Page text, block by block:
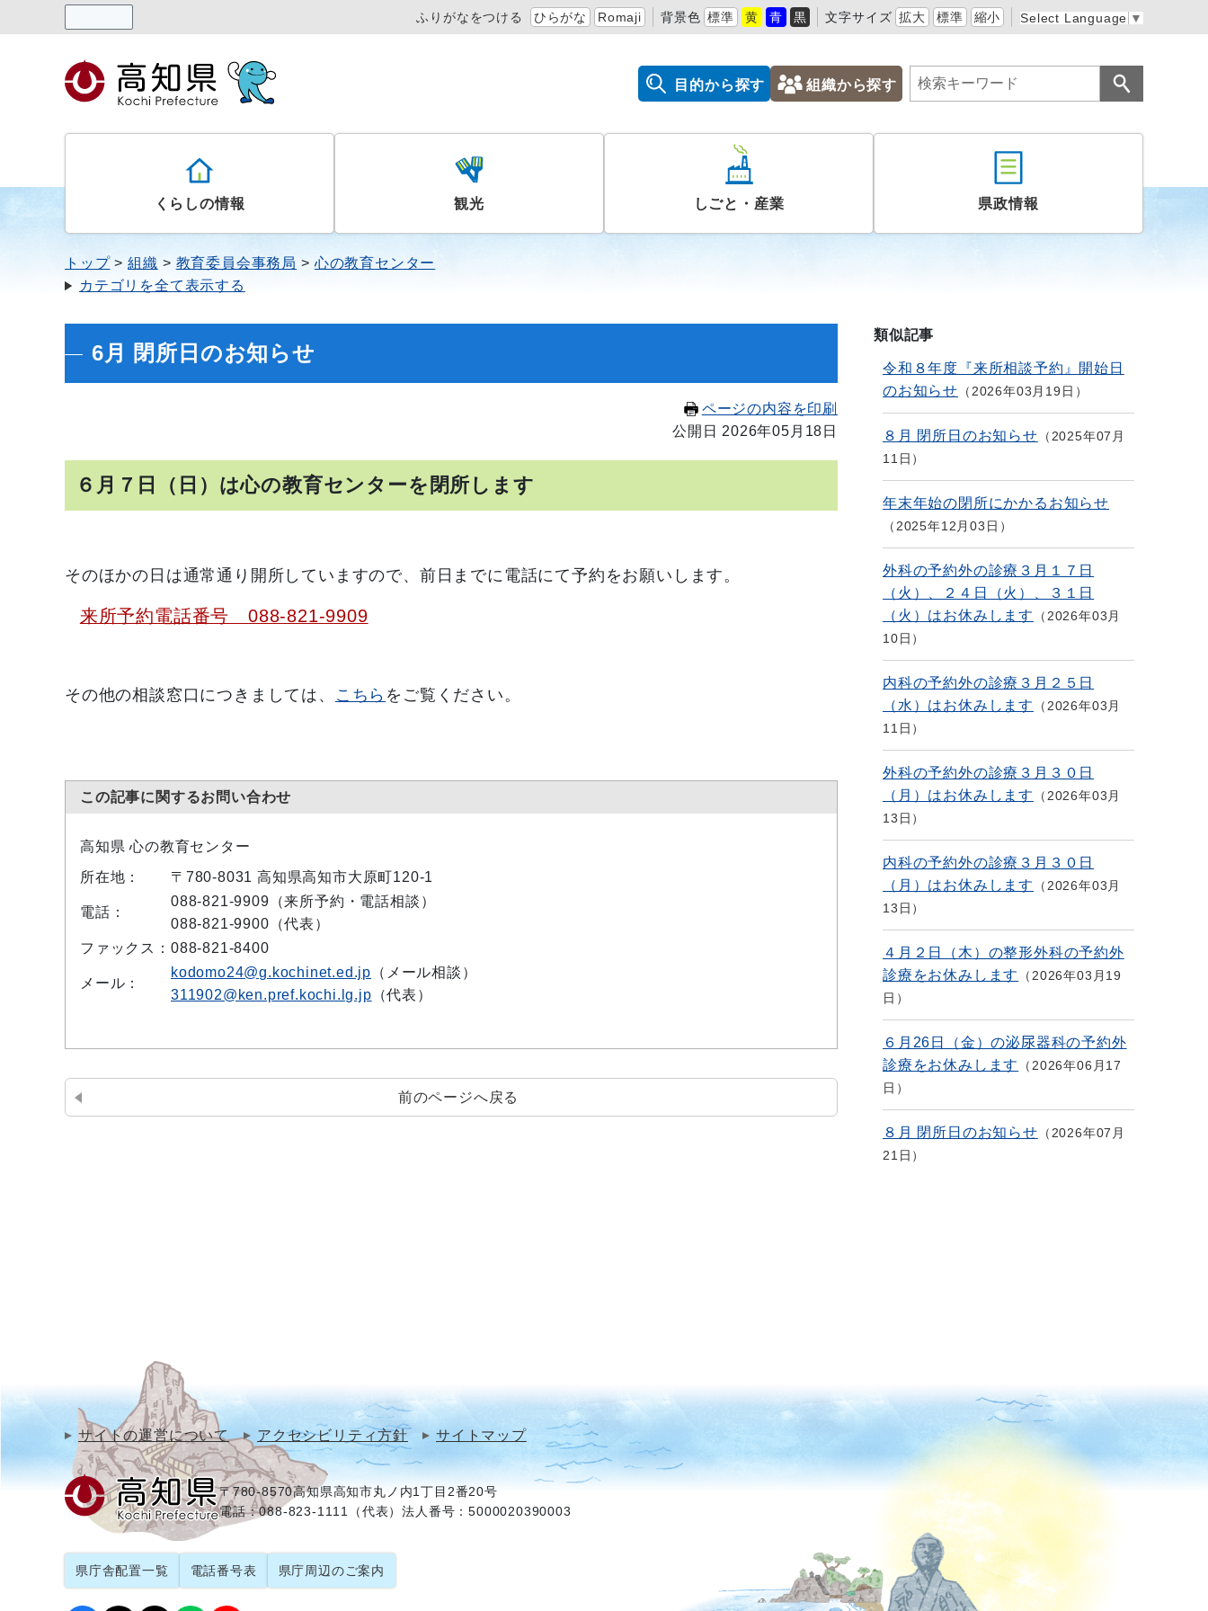
ふりがなをつける ひらがな Romaji 背景色 標準 黄 青 黒 文字サイズ 拡大 標準 縮小 Select Language ▼
目的から探す 組織から探す
くらしの情報 観光 しごと・産業 県政情報
トップ 組織 教育委員会事務局
心の教育センター
カテゴリを全て表示する
6月 閉所日のお知らせ
ページの内容を印刷
公開日 2026年05月18日
６月７日（日）は心の教育センターを閉所します
そのほかの日は通常通り開所していますので、前日までに電話にて予約をお願いします。
来所予約電話番号 088-821-9909
その他の相談窓口につきましては、 こちら をご覧ください。
この記事に関するお問い合わせ
高知県 心の教育センター
所在地：
〒780-8031 高知県高知市大原町120-1
電話：
088-821-9909（来所予約・電話相談）
088-821-9900（代表）
ファックス： 088-821-8400
メール：
kodomo24@g.kochinet.ed.jp （メール相談）
311902@ken.pref.kochi.lg.jp （代表）
前のページへ戻る
類似記事
令和８年度『来所相談予約』開始日
のお知らせ
2026年03月19日
８月 閉所日のお知らせ
2025年07月
11日
年末年始の閉所にかかるお知らせ
2025年12月03日
外科の予約外の診療３月１７日
（火）、２４日（火）、３１日
（火）はお休みします
2026年03月
10日
内科の予約外の診療３月２５日
（水）はお休みします
2026年03月
11日
外科の予約外の診療３月３０日
（月）はお休みします
2026年03月
13日
内科の予約外の診療３月３０日
（月）はお休みします
2026年03月
13日
４月２日（木）の整形外科の予約外
診療をお休みします
2026年03月19
日
６月26日（金）の泌尿器科の予約外
診療をお休みします
2026年06月17
日
８月 閉所日のお知らせ
2026年07月
21日
サイトの運営について アクセシビリティ方針 サイトマップ
〒780-8570高知県高知市丸ノ内1丁目2番20号
電話：088-823-1111（代表）法人番号：5000020390003
県庁舎配置一覧 電話番号表 県庁周辺のご案内